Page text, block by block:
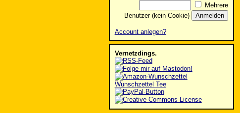
Mehrere
Benutzer (kein Cookie)
Account anlegen?
Vernetzdings.
Wunschzettel Tee